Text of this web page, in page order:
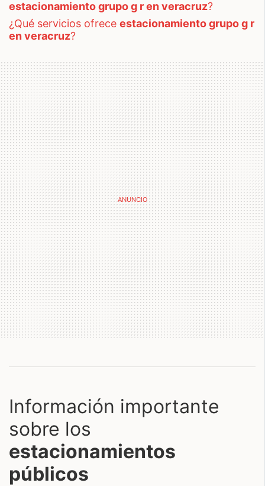
estacionamiento grupo g r en veracruz?
¿qué servicios ofrece estacionamiento grupo g r
en veracruz?
Información importante
sobre los
estacionamientos
públicos